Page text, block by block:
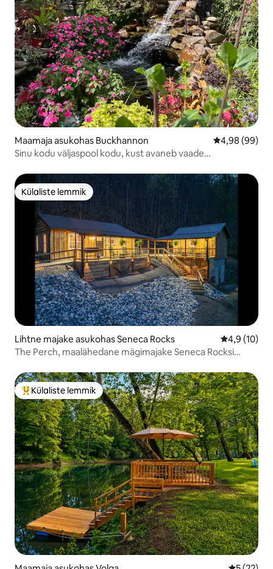
Maamaja asukohas Buckhannon Keskmine
4,98 (99)
Sinu kodu väljaspool kodu, kust avaneb vaade
Külaliste lemmik
Külaliste lemmik
Lihtne majake asukohas Seneca Rocks Keskmine
4,9 (10)
The Perch, maalähedane mägimajake Seneca Rocksi
Külaliste suur lemmik
Külaliste lemmik